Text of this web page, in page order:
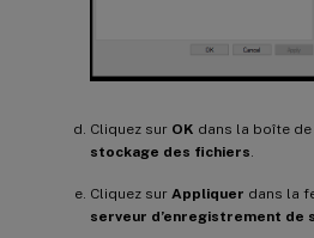
Cliquez sur OK dans la boîte
stockage des fichiers
Cliquez sur Appliquer dans la
serveur d’enregistrement de